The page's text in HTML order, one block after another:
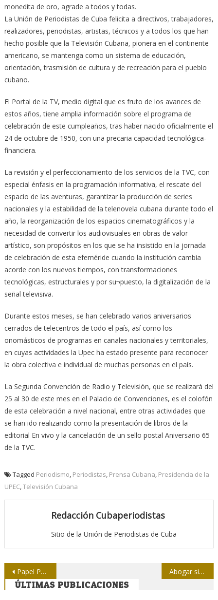
monedita de oro, agrade a todos y todas.
La Unión de Periodistas de Cuba felicita a directivos, trabajadores,
realizadores, periodistas, artistas, técnicos y a todos los que han
hecho posible que la Televisión Cubana, pionera en el continente
americano, se mantenga como un sistema de educación,
orientación, trasmisión de cultura y de recreación para el pueblo
cubano.
El Portal de la TV, medio digital que es fruto de los avances de
estos años, tiene amplia información sobre el programa de
celebración de este cumpleaños, tras haber nacido oficialmente el
24 de octubre de 1950, con una precaria capacidad tecnológica-
financiera.
La revisión y el perfeccionamiento de los servicios de la TVC, con
especial énfasis en la programación informativa, el rescate del
espacio de las aventuras, garantizar la producción de series
nacionales y la estabilidad de la telenovela cubana durante todo el
año, la reorganización de los espacios cinematográficos y la
necesidad de convertir los audiovisuales en obras de valor
artístico, son propósitos en los que se ha insistido en la jornada
de celebración de esta efeméride cuando la institución cambia
acorde con los nuevos tiempos, con transformaciones
tecnológicas, estructurales y por su¬puesto, la digitalización de la
señal televisiva.
Durante estos meses, se han celebrado varios aniversarios
cerrados de telecentros de todo el país, así como los
onomásticos de programas en canales nacionales y territoriales,
en cuyas actividades la Upec ha estado presente para reconocer
la obra colectiva e individual de muchas personas en el país.
La Segunda Convención de Radio y Televisión, que se realizará del
25 al 30 de este mes en el Palacio de Convenciones, es el colofón
de esta celebración a nivel nacional, entre otras actividades que
se han ido realizando como la presentación de libros de la
editorial En vivo y la cancelación de un sello postal Aniversario 65
de la TVC.
Tagged Periodismo, Periodistas, Prensa Cubana, Presidencia de la
UPEC,Televisión Cubana
Redacción Cubaperiodistas
Sitio de la Unión de Periodistas de Cuba
Navegación
de
Papel Periódico de la Havana, fundado hace 225 años Abogar siempre por “Cuba primero”
ÚLTIMAS PUBLICACIONES